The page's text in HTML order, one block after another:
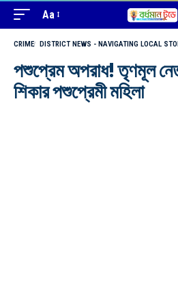
Aa
CRIME DISTRICT NEWS - NAVIGATING LOCAL
পশুপ্রেম অপরাধ! তৃণমূল
শিকার পশুপ্রেমী মহিলা